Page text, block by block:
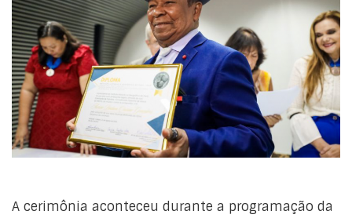
A cerimônia aconteceu durante a programação da